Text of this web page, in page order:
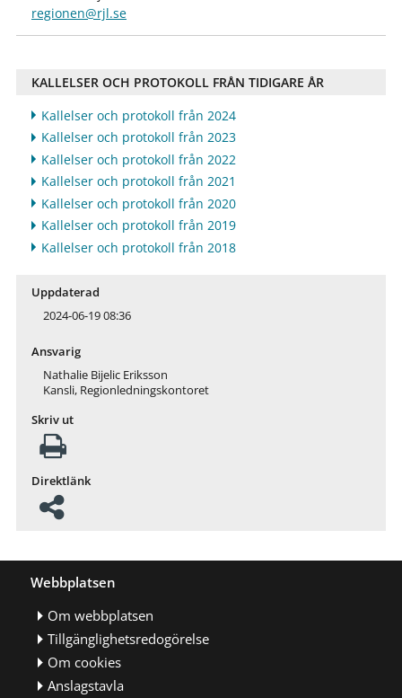
regionen@rjl.se
KALLELSER OCH PROTOKOLL FRÅN TIDIGARE ÅR
Kallelser och protokoll från 2024
Kallelser och protokoll från 2023
Kallelser och protokoll från 2022
Kallelser och protokoll från 2021
Kallelser och protokoll från 2020
Kallelser och protokoll från 2019
Kallelser och protokoll från 2018
Uppdaterad
2024-06-19 08:36
Ansvarig
Nathalie Bijelic Eriksson
Kansli, Regionledningskontoret
Skriv ut
Direktlänk
Webbplatsen
Om webbplatsen
Tillgänglighetsredogörelse
Om cookies
Anslagstavla